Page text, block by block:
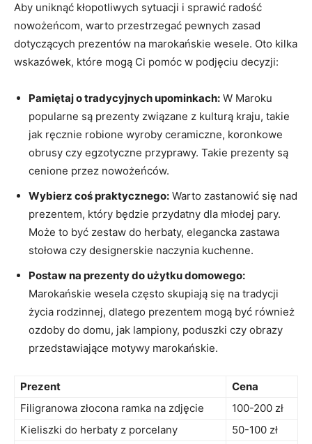
Aby ​uniknąć kłopotliwych sytuacji i sprawić radość
nowożeńcom, warto przestrzegać pewnych⁢ zasad
dotyczących prezentów na marokańskie wesele. Oto​ kilka
wskazówek, które mogą Ci pomóc w podjęciu decyzji:
Pamiętaj o tradycyjnych upominkach: W⁣ Maroku
popularne są prezenty związane z kulturą kraju, takie
jak ręcznie robione wyroby ceramiczne, koronkowe
obrusy czy egzotyczne przyprawy. Takie prezenty są
cenione przez nowożeńców.
Wybierz coś praktycznego: Warto zastanowić się nad
⁣prezentem,​ który będzie przydatny dla młodej pary.
Może to być zestaw do herbaty, elegancka⁣ zastawa
stołowa czy ⁤designerskie naczynia​ kuchenne.
Postaw ​na‌ prezenty ⁢do użytku domowego:
Marokańskie wesela często skupiają się na tradycji
życia rodzinnej, dlatego prezentem mogą być również
ozdoby do domu, jak lampiony, poduszki czy obrazy​
przedstawiające motywy marokańskie.
Prezent
Cena
Filigranowa złocona ramka na zdjęcie
100-200 zł
Kieliszki do herbaty z porcelany
50-100 zł